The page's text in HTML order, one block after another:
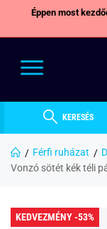
Éppen most
KERESÉS
Férfi ruházat
Vonzó sötét kék téli
KEDVEZMÉNY -53%